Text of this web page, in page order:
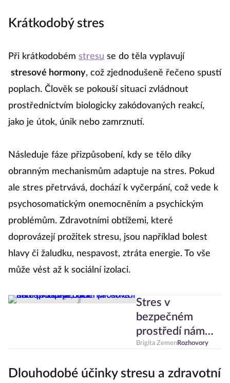
Krátkodobý stres
Při krátkodobém stresu se do těla vyplavují
stresové hormony, což zjednodušeně řečeno spustí
poplach. Člověk se pokouší situaci zvládnout
prostřednictvím biologicky zakódovaných reakcí,
jako je útok, únik nebo zamrznutí.
Následuje fáze přizpůsobení, kdy se tělo díky
obranným mechanismům adaptuje na stres. Pokud
ale stres přetrvává, dochází k vyčerpání, což vede k
psychosomatickým onemocněním a psychickým
problémům. Zdravotními obtížemi, které
doprovázejí prožitek stresu, jsou například bolest
hlavy či žaludku, nespavost, ztráta energie. To vše
může vést až k sociální izolaci.
Stres v
bezpečném
prostředí nám
prospívá, říká
Lucie Ráčková
Brigita ZemenRozhovory
Dlouhodobé účinky stresu a zdravotní